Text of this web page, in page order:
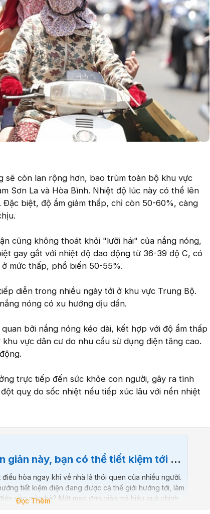
sẽ còn lan rộng hơn, bao trùm toàn bộ khu vực
Sơn La và Hòa Bình. Nhiệt độ lúc này có thể lên
biệt, độ ẩm giảm thấp, chỉ còn 50-60%, càng
cũng không thoát khỏi "lưỡi hái" của nắng nóng,
gay gắt với nhiệt độ dao động từ 36-39 độ C, có
mức thấp, phổ biến 50-55%.
diễn trong nhiều ngày tới ở khu vực Trung Bộ.
nóng có xu hướng dịu dần.
bởi nắng nóng kéo dài, kết hợp với độ ẩm thấp
vực dân cư do nhu cầu sử dụng điện tăng cao.
trực tiếp đến sức khỏe con người, gây ra tình
quỵ do sốc nhiệt nếu tiếp xúc lâu với nền nhiệt
có thể tiết kiệm tới 20% điện tiêu thụ của điều hòa
hòa ngay khi về nhà là thói quen của nhiều người.
tiết kiệm điện đang được cả thế giới hướng tới, làm
vào mùa hè? Một mẹo đơn giản mà hiệu quả chính
Đọc Thêm